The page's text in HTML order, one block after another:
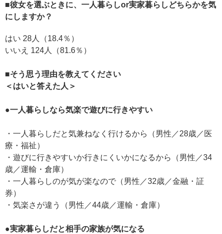
■彼女を選ぶときに、一人暮らしor実家暮らしどちらかを気
にしますか？
はい 28人（18.4％）
いいえ 124人（81.6％）
■そう思う理由を教えてください
＜はいと答えた人＞
●一人暮らしなら気楽で遊びに行きやすい
・一人暮らしだと気兼ねなく行けるから（男性／28歳／医
療・福祉）
・遊びに行きやすいか行きにくいかになるから（男性／34
歳／運輸・倉庫）
・一人暮らしのが気が楽なので（男性／32歳／金融・証
券）
・気楽さが違う（男性／44歳／運輸・倉庫）
●実家暮らしだと相手の家族が気になる